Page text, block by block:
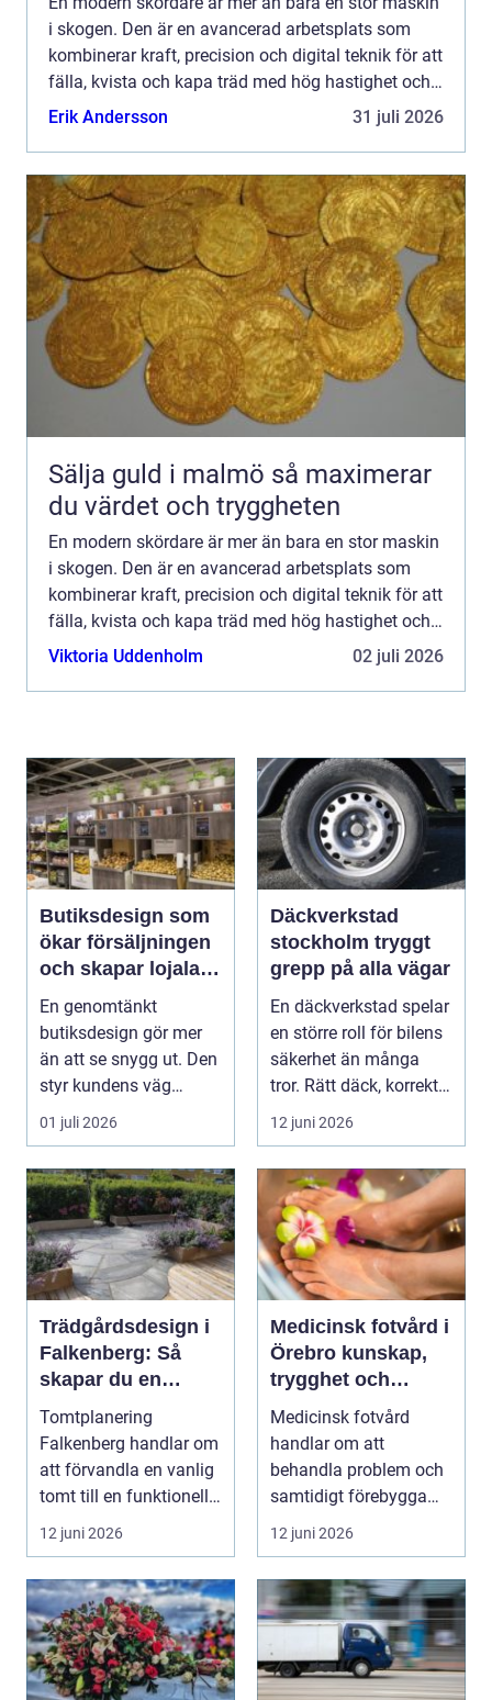
i skogen. Den är en avancerad arbetsplats som
kombinerar kraft, precision och digital teknik för att
fälla, kvista och kapa träd med hög hastighet och
noggrannhet. Med rätt maskin, rätt inställningar
Erik Andersson 31 juli 2026
Sälja guld i malmö så maximerar
du värdet och tryggheten
En modern skördare är mer än bara en stor maskin
i skogen. Den är en avancerad arbetsplats som
kombinerar kraft, precision och digital teknik för att
fälla, kvista och kapa träd med hög hastighet och
noggrannhet. Med rätt maskin, rätt inställningar
Viktoria Uddenholm 02 juli 2026
Butiksdesign som
ökar försäljningen
och skapar lojalare
kunder
En genomtänkt
butiksdesign gör mer
än att se snygg ut. Den
styr kundens väg
genom lokalen,
01 juli 2026
Däckverkstad
stockholm tryggt
grepp på alla vägar
En däckverkstad spelar
en större roll för bilens
säkerhet än många
tror. Rätt däck, korrekt
monterin...
12 juni 2026
Trädgårdsdesign i
Falkenberg: Så
skapar du en
genomtänkt
trädgård som
håller över tid
Tomtplanering
Falkenberg handlar om
att förvandla en vanlig
tomt till en funktionell,
vacker oc...
12 juni 2026
Medicinsk fotvård i
Örebro kunskap,
trygghet och
vardagskomfort
Medicinsk fotvård
handlar om att
behandla problem och
samtidigt förebygga
framtida besvär. För
12 juni 2026